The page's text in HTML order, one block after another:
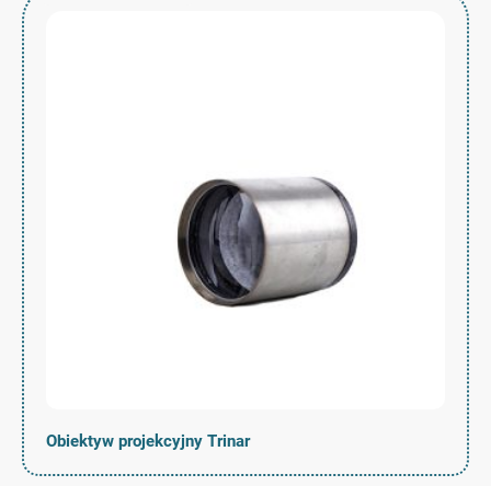
Obiektyw projekcyjny Trinar